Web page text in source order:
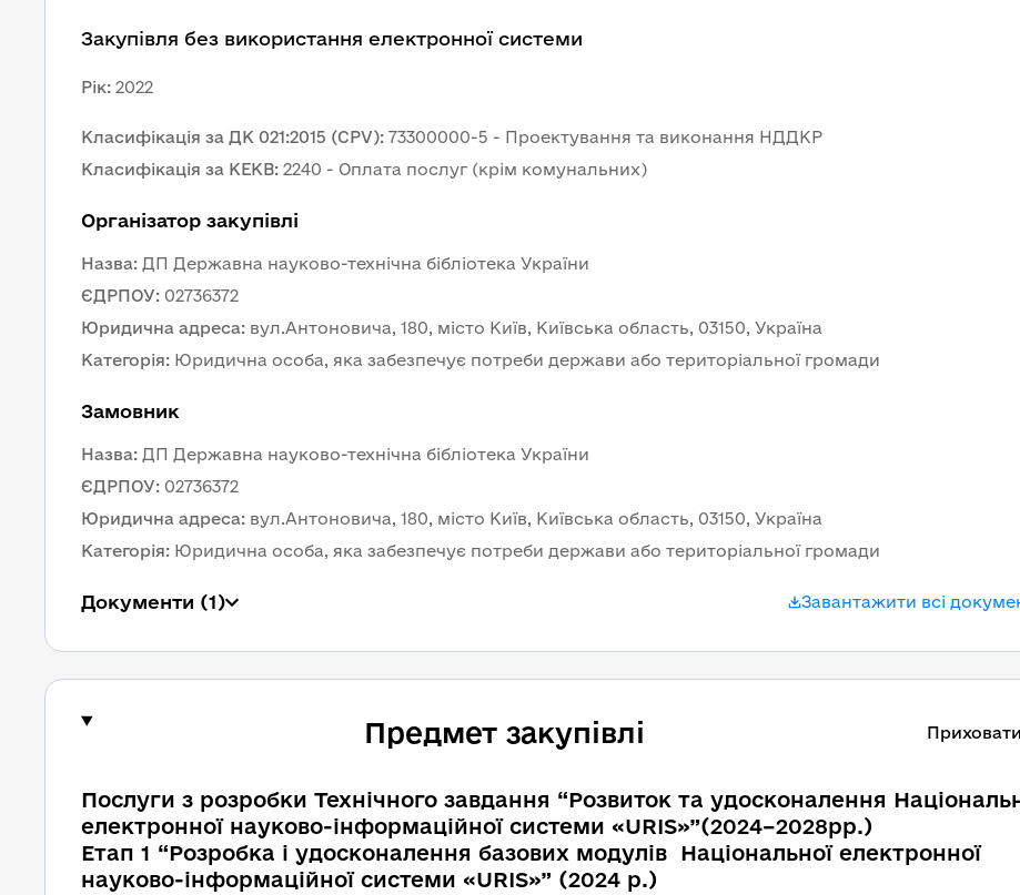
Закупівля без використання електронної системи
Рік: 2022
Класифікація за ДК 021:2015 (CPV): 73300000-5 - Проектування та виконання НДДКР
Класифікація за КЕКВ: 2240 - Оплата послуг (крім комунальних)
Організатор закупівлі
Назва: ДП Державна науково-технічна бібліотека України
ЄДРПОУ: 02736372
Юридична адреса: вул.Антоновича, 180, місто Київ, Київська область, 03150, Україна
Категорія: Юридична особа, яка забезпечує потреби держави або територіальної громади
Замовник
Назва: ДП Державна науково-технічна бібліотека України
ЄДРПОУ: 02736372
Юридична адреса: вул.Антоновича, 180, місто Київ, Київська область, 03150, Україна
Категорія: Юридична особа, яка забезпечує потреби держави або територіальної громади
Документи (1) Завантажити всі
Предмет закупівлі Приховати
Послуги з розробки Технічного завдання “Розвиток та удосконалення
електронної науково-інформаційної системи «URIS»”(2024–2028рр.)
Етап 1 “Розробка і удосконалення базових модулів  Національної електронної
науково-інформаційної системи «URIS»” (2024 р.)